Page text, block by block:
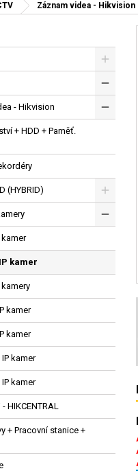
Záznam videa - Hikvision
- Hikvision
+ HDD + Paměť.
(HYBRID)
kamer
kamer
kamery
kamer
kamer
kamer
kamer
HIKCENTRAL
+ Pracovní stanice +